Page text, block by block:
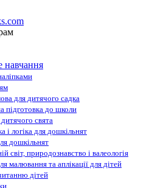
навчання
для дитячого садка
підготовка до школи
свята
і логіка для дошкільнят
дошкільнят
світ, природознавство і валеологія
малювання та аплікації для дітей
дітей